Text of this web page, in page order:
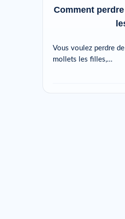
Comment
Vous voulez perdre
mollets les filles,…